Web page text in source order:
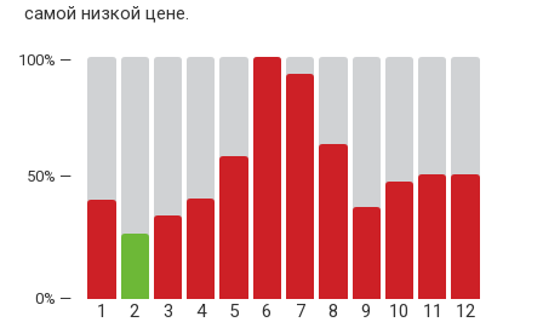
самой низкой цене.
50% —
1 2 3 4 5 6 7 8 9 10 11 12